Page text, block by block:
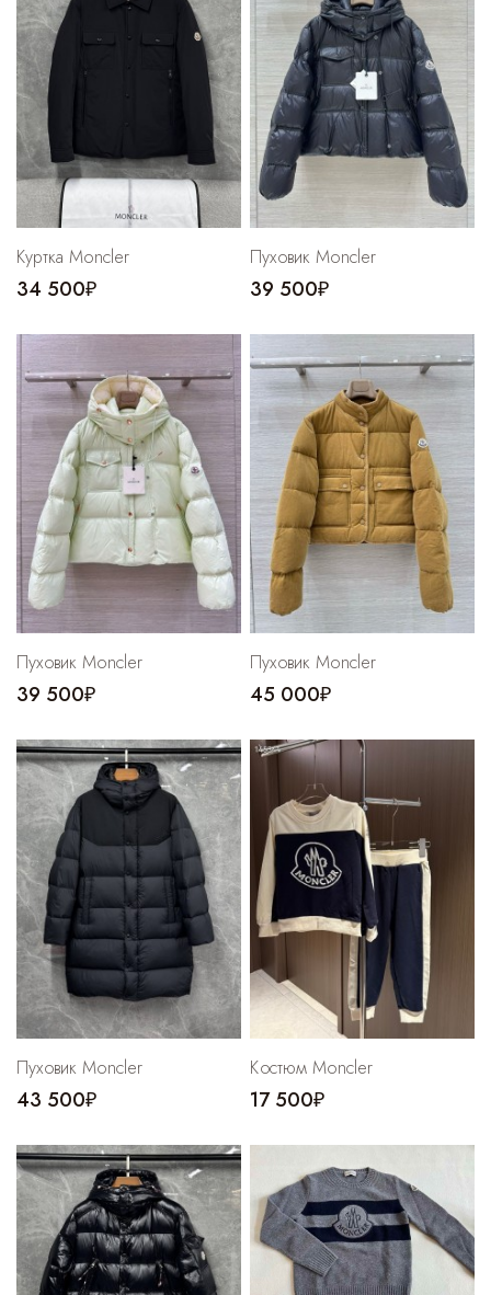
Куртка Moncler
34 500₽
Пуховик Moncler
39 500₽
Пуховик Moncler
39 500₽
Пуховик Moncler
45 000₽
Пуховик Moncler
43 500₽
Костюм Moncler
17 500₽